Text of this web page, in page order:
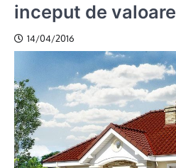
inceput de valoare
14/04/2016